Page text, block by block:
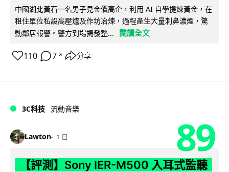
中國湖北黃石一名男子見金價高企，利用 AI 自學提煉黃金，在
租住單位私設高壓爐及作坊冶煉，過程產生大量刺鼻濃煙，驚
動鄰居報警。警方到場揭發整...
閱讀全文
110 7 ↗ 分享
3C科技 流動音樂
Lawton 1 日 89
【評測】Sony IER-M500 入耳式監聽